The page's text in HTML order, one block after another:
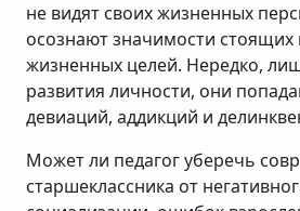
не видят своих жизненных
осознают значимости
жизненных целей. Нередко,
развития личности, они
девиаций, аддикций и
Может ли педагог уберечь
старшеклассника от